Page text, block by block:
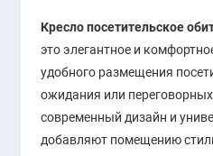
Кресло посетительское
это элегантное и
удобного размещения
ожидания или
современный дизайн и
добавляют помещению